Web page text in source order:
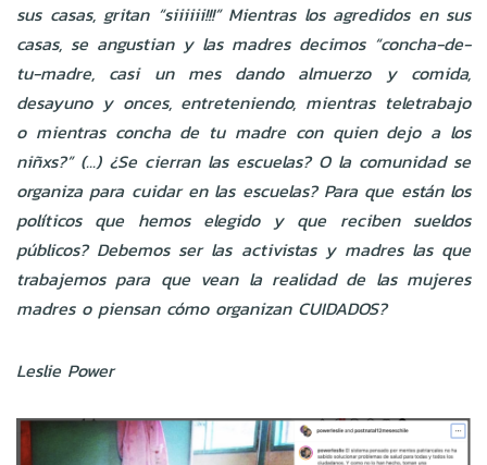
sus casas, gritan “siiiiii!!!” Mientras los agredidos en sus
casas, se angustian y las madres decimos “concha-de-
tu-madre, casi un mes dando almuerzo y comida,
desayuno y onces, entreteniendo, mientras teletrabajo
o mientras concha de tu madre con quien dejo a los
niñxs?” (...) ¿Se cierran las escuelas? O la comunidad se
organiza para cuidar en las escuelas? Para que están los
políticos que hemos elegido y que reciben sueldos
públicos? Debemos ser las activistas y madres las que
trabajemos para que vean la realidad de las mujeres
madres o piensan cómo organizan CUIDADOS?
Leslie Power